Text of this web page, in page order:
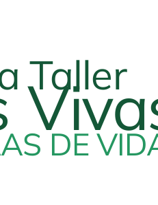
Taller
DE